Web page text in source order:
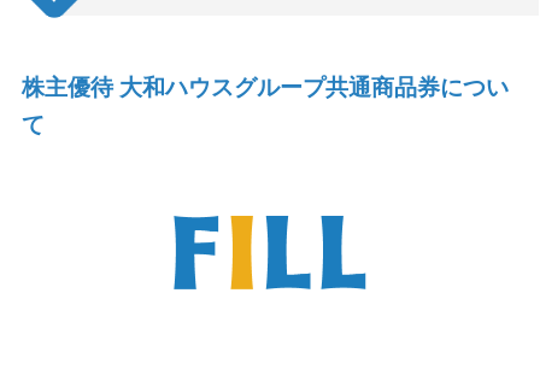
株主優待 大和ハウスグループ共通商品券につい
て